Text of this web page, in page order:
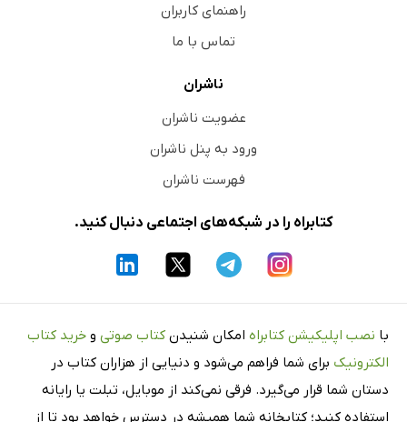
طرز فکر اشکال‌زدایی: بهتر شکست بخورید، سریع‌تر اصلاح کنید
نکته مهم برای سازندگان No‑Code
بسته‌ی نجات برای GDPR
مالکیت معنوی: به غرب وحشی خوش آمدید.
هوش مصنوعی اخلاقی: کاری نکنید که به دلایل بد در توییتر
شفافیت: صداقت همیشه بهتر است
محتوای بی‌روح و شبیه بقیه تولید نکنید
ساخت یک کسب‌وکار هوش مصنوعی مسئولانه
راهنمای کاربران
تماس با ما
ناشران
عضویت ناشران
ورود به پنل ناشران
فهرست ناشران
کتابراه را در شبکه‌های اجتماعی دنبال کنید.
با نصب اپلیکیشن کتابراه امکان شنیدن کتاب صوتی و خرید کتاب
الکترونیک برای شما فراهم می‌شود و دنیایی از هزاران کتاب در
دستان شما قرار می‌گیرد. فرقی نمی‌کند از موبایل، تبلت یا رایانه
استفاده کنید؛ کتابخانه شما همیشه در دسترس خواهد بود تا از